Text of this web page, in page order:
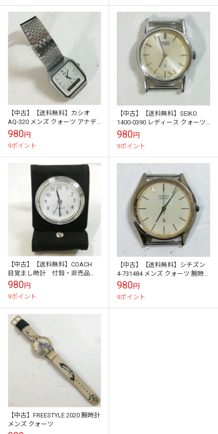
【中古】【送料無料】カシオ
AQ-320 メンズ クォーツ アナデ
ジ★ジャンク※メール便でお送
りします【代引き不可】
980円
9ポイント
【中古】【送料無料】SEIKO
1400-0390 レディース クォーツ
★ジャンク※メール便でお送り
します【代引き不可】
980円
9ポイント
【中古】【送料無料】COACH
目覚まし時計 付録・非売品
BYM508A※メール便でお送りし
ます【代引き不可】
980円
9ポイント
【中古】【送料無料】シチズン
4-731484 メンズ クォーツ 腕時計
★本体のみ※メール便でお送り
します【代引き不可】
980円
9ポイント
【中古】FREESTYLE 2020 腕時計
メンズ クォーツ